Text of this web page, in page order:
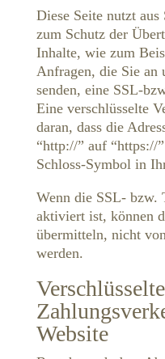
Diese Seite nutzt
zum Schutz der
Inhalte, wie zum
Anfragen, die Sie an
senden, eine SSL-
Eine verschlüsselte
daran, dass die
“http://” auf “https://
Schloss-Symbol in
Wenn die SSL- bzw.
aktiviert ist, können
übermitteln, nicht
werden.
Website